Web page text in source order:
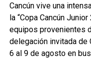
Cancún vive una
la “Copa Cancún
equipos provenientes
delegación invitada de
6 al 9 de agosto en